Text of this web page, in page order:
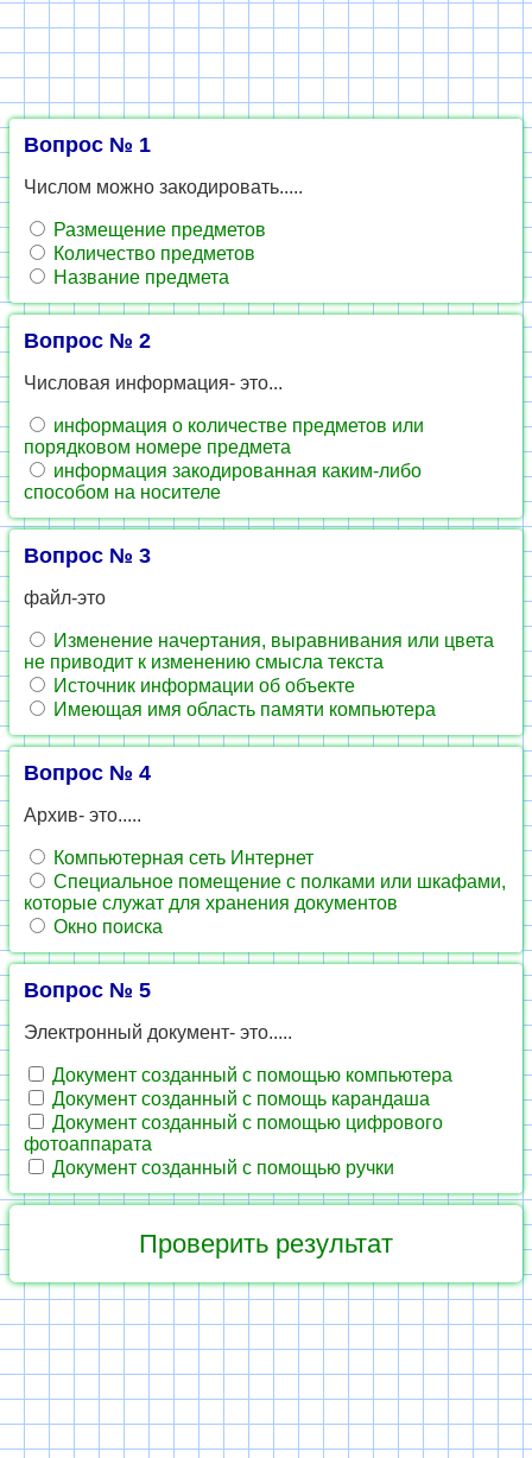
Вопрос № 1
Числом можно закодировать.....
Размещение предметов
Количество предметов
Название предмета
Вопрос № 2
Числовая информация- это...
информация о количестве предметов или
порядковом номере предмета
информация закодированная каким-либо
способом на носителе
Вопрос № 3
файл-это
Изменение начертания, выравнивания или цвета
не приводит к изменению смысла текста
Источник информации об объекте
Имеющая имя область памяти компьютера
Вопрос № 4
Архив- это.....
Компьютерная сеть Интернет
Специальное помещение с полками или шкафами,
которые служат для хранения документов
Окно поиска
Вопрос № 5
Электронный документ- это.....
Документ созданный с помощью компьютера
Документ созданный с помощь карандаша
Документ созданный с помощью цифрового
фотоаппарата
Документ созданный с помощью ручки